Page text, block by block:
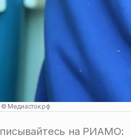
© Медиасток.рф
на РИАМО: